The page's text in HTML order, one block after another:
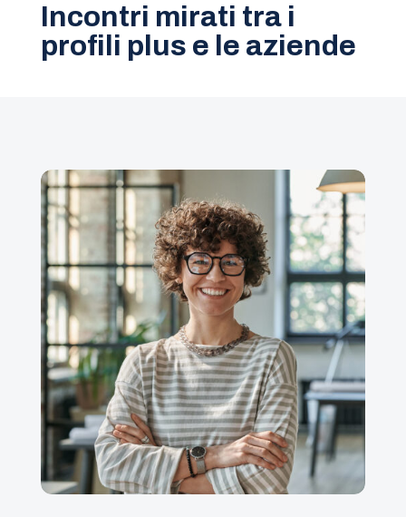
Incontri mirati tra i
profili plus e le aziende